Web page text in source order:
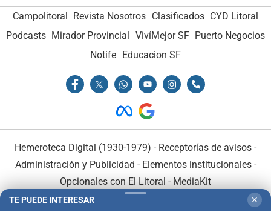
Campolitoral Revista Nosotros Clasificados CYD Litoral
Podcasts Mirador Provincial VivíMejor SF Puerto Negocios
Notife Educacion SF
Hemeroteca Digital (1930-1979) - Receptorías de avisos -
Administración y Publicidad - Elementos institucionales-
Opcionales con El Litoral - MediaKit
TE PUEDE INTERESAR ✕